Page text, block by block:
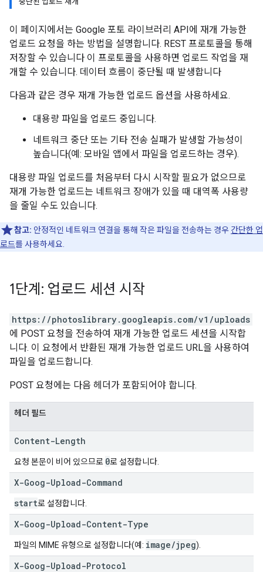
이 페이지에서는 Google 포토 라이브러리 API에 재개 가능한
업로드 요청을 하는 방법을 설명합니다. REST 프로토콜을 통해
저장할 수 있습니다 이 프로토콜을 사용하면 업로드 작업을 재
개할 수 있습니다. 데이터 흐름이 중단될 때 발생합니다
다음과 같은 경우 재개 가능한 업로드 옵션을 사용하세요.
대용량 파일을 업로드 중입니다.
네트워크 중단 또는 기타 전송 실패가 발생할 가능성이
높습니다(예: 모바일 앱에서 파일을 업로드하는 경우).
대용량 파일 업로드를 처음부터 다시 시작할 필요가 없으므로
재개 가능한 업로드는 네트워크 장애가 있을 때 대역폭 사용량
을 줄일 수도 있습니다.
참고: 안정적인 네트워크 연결을 통해 작은 파일을 전송하는 경우 간단한 업
로드를 사용하세요.
1단계: 업로드 세션 시작
https://photoslibrary.googleapis.com/v1/uploads
에 POST 요청을 전송하여 재개 가능한 업로드 세션을 시작합
니다. 이 요청에서 반환된 재개 가능한 업로드 URL을 사용하여
파일을 업로드합니다.
POST 요청에는 다음 헤더가 포함되어야 합니다.
헤더 필드
Content-Length
요청 본문이 비어 있으므로 0로 설정합니다.
X-Goog-Upload-Command
start로 설정합니다.
X-Goog-Upload-Content-Type
파일의 MIME 유형으로 설정합니다(예: image/jpeg).
X-Goog-Upload-Protocol